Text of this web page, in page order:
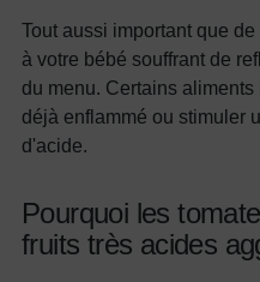
Tout aussi important que
à votre bébé souffrant de
du menu. Certains
déjà enflammé ou stimuler
d'acide.
Pourquoi les
fruits très acides